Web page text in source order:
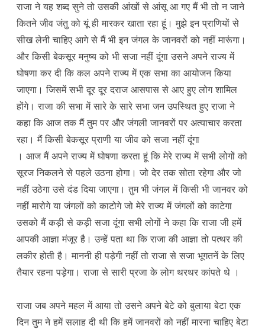
राजा ने यह शब्द सुने तो उसकी आंखों से आंसू आ गए मैं भी तो न जाने
कितने जीव जंतु को यूं ही मारकर खाता रहा हूं। मुझे इन प्राणियों से
सीख लेनी चाहिए आगे से मैं भी इन जंगल के जानवरों को नहीं मारूंगा।
और किसी बेकसूर मनुष्य को भी सजा नहीं दूंगा उसने अपने राज्य में
घोषणा कर दी कि कल अपने राज्य में एक सभा का आयोजन किया
जाएगा। जिसमें सभी दूर दूर दराज आसपास से आए हुए लोग शामिल
होंगे। राजा की सभा में सारे के सारे सभा जन उपस्थित हुए राजा ने
कहा कि आज तक मैं तुम पर और जंगली जानवरों पर अत्याचार करता
रहा। मैं किसी बेकसूर प्राणी या जीव को सजा नहीं दूंगा
। आज मैं अपने राज्य में घोषणा करता हूं कि मेरे राज्य में सभी लोगों को
सूरज निकलने से पहले उठना होगा। जो देर तक सोता रहेगा और जो
नहीं उठेगा उसे दंड दिया जाएगा। तुम भी जंगल में किसी भी जानवर को
नहीं मारोगे या जंगलों को काटोगे जो मेरे राज्य में जंगलों को काटेगा
उसको मैं कड़ी से कड़ी सजा दूंगा सभी लोगों ने कहा कि राजा जी हमें
आपकी आज्ञा मंजूर है। उन्हें पता था कि राजा की आज्ञा तो पत्थर की
लकीर होती है। माननी ही पड़ेगी नहीं तो राजा से सजा भूगतनें के लिए
तैयार रहना पड़ेगा। राजा से सारी प्रजा के लोग थरथर कांपते थे ।
राजा जब अपने महल में आया तो उसने अपने बेटे को बुलाया बेटा एक
दिन तुम ने हमें सलाह दी थी कि हमें जानवरों को नहीं मारना चाहिए बेटा